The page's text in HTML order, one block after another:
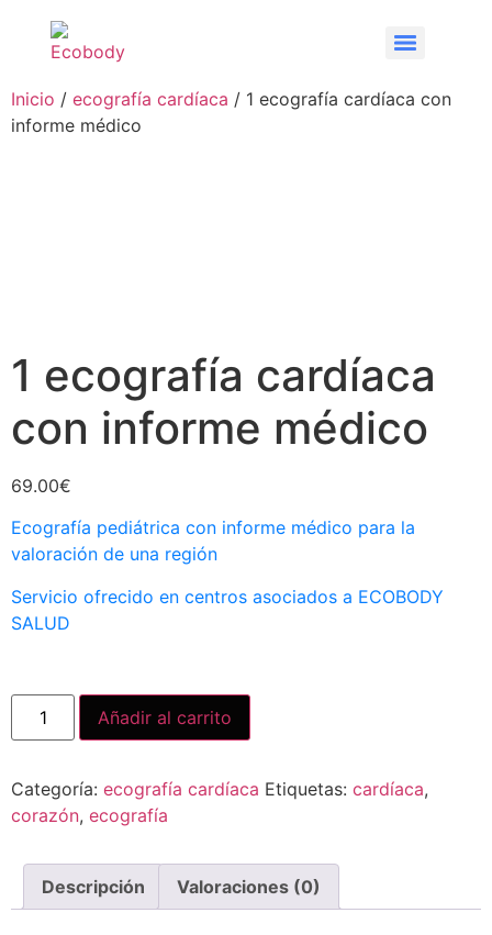
Inicio / ecografía cardíaca / 1 ecografía cardíaca con
informe médico
1 ecografía cardíaca
con informe médico
69.00€
Ecografía pediátrica con informe médico para la
valoración de una región
Servicio ofrecido en centros asociados a ECOBODY
SALUD
Añadir al carrito
Categoría: ecografía cardíaca Etiquetas: cardíaca,
corazón, ecografía
Descripción Valoraciones (0)